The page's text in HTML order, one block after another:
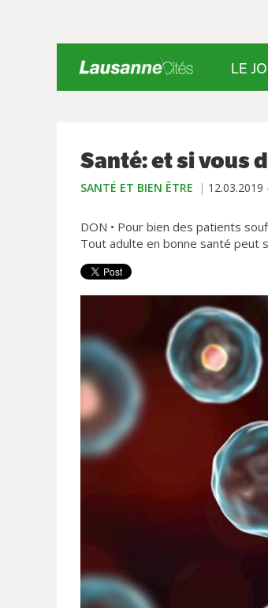
LE
Santé: et si vous
SANTÉ ET BIEN ÊTRE 12.03.2019
DON • Pour bien des patients
Tout adulte en bonne santé peut